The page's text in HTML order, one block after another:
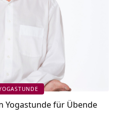
Yogastunde für Übende